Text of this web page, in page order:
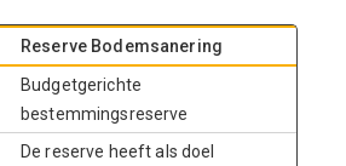
Reserve Bodemsanering
Budgetgerichte
bestemmingsreserve
De reserve heeft als doel